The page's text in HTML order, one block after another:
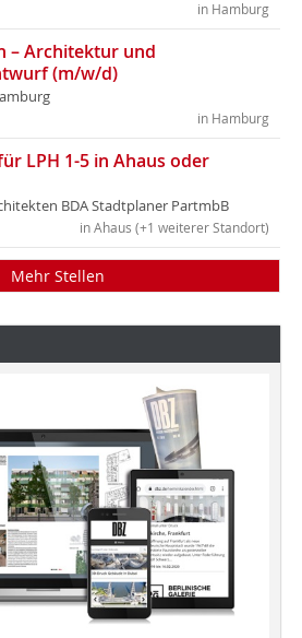
in Hamburg
– Architektur und
(m/w/d)
in Hamburg
LPH 1-5 in Ahaus oder
BDA Stadtplaner PartmbB
in Ahaus (+1 weiterer Standort)
Mehr Stellen